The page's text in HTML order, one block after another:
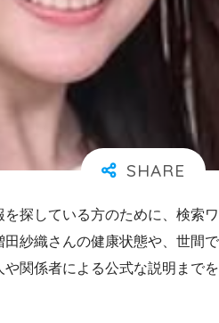
探している方のために、検索ワ
紗織さんの健康状態や、世間で
関係者による公式な説明までを